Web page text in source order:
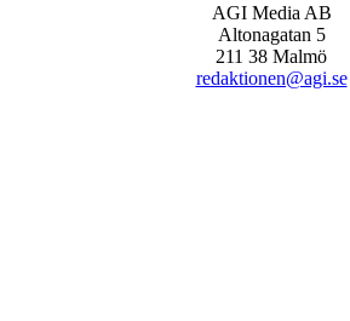
AGI Media AB
Altonagatan 5
211 38 Malmö
redaktionen@agi.se